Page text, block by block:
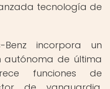
tecnología de
Benz incorpora un
autónoma de última
funciones de